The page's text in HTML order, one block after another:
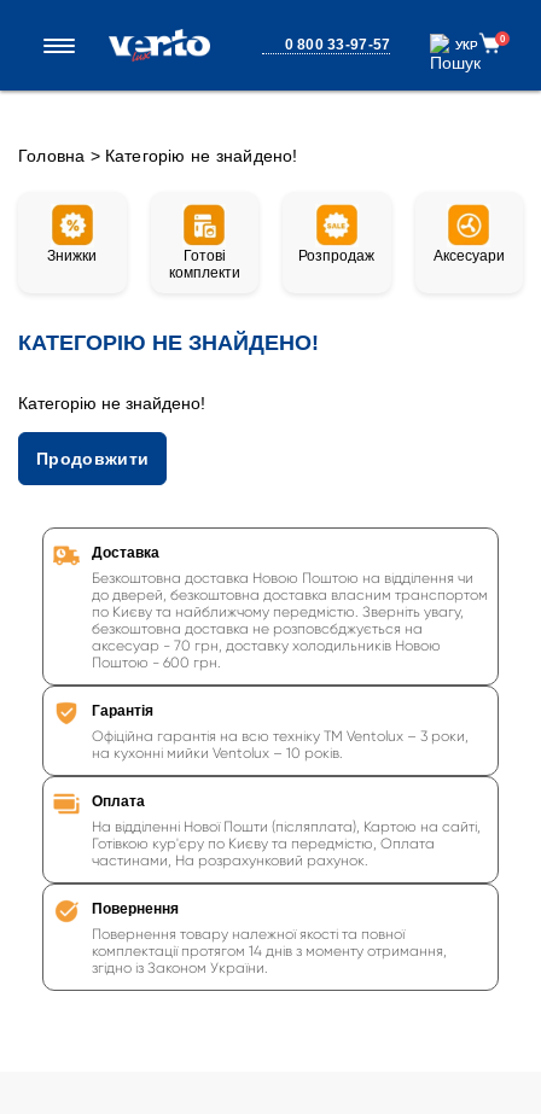
0 800 33-97-57 УКР
УКР 0
Головна > Категорію не знайдено!
Знижки
Готові
комплекти
Розпродаж Аксесуари
КАТЕГОРІЮ НЕ ЗНАЙДЕНО!
Категорію не знайдено!
Продовжити
Доставка
Безкоштовна доставка Новою Поштою на відділення чи
до дверей, безкоштовна доставка власним транспортом
по Києву та найближчому передмістю. Зверніть увагу,
безкоштовна доставка не розповсбджується на
аксесуар - 70 грн, доставку холодильників Новою
Поштою - 600 грн.
Гарантія
Офіційна гарантія на всю техніку ТМ Ventolux – 3 роки,
на кухонні мийки Ventolux – 10 років.
Оплата
На відділенні Нової Пошти (післяплата), Картою на сайті,
Готівкою кур'єру по Києву та передмістю, Оплата
частинами, На розрахунковий рахунок.
Повернення
Повернення товару належної якості та повної
комплектації протягом 14 днів з моменту отримання,
згідно із Законом України.